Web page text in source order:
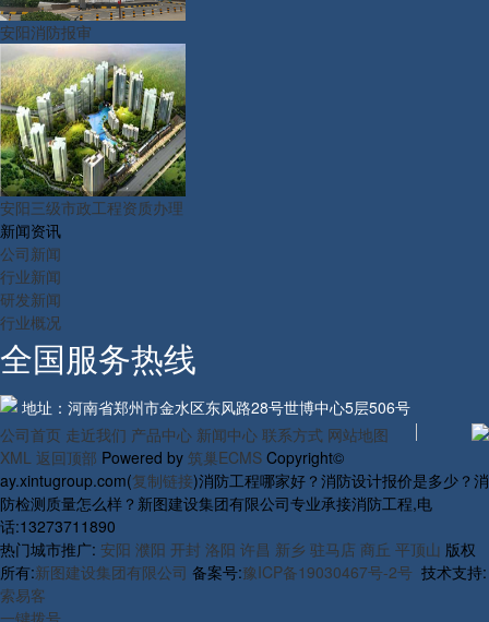
安阳消防报审
安阳三级市政工程资质办理
新闻资讯
公司新闻
行业新闻
研发新闻
行业概况
全国服务热线
地址：河南省郑州市金水区东风路28号世博中心5层506号
公司首页 走近我们 产品中心 新闻中心 联系方式 网站地图
XML 返回顶部 Powered by 筑巢ECMS Copyright©
ay.xintugroup.com(复制链接)消防工程哪家好？消防设计报价是多少？消
防检测质量怎么样？新图建设集团有限公司专业承接消防工程,电
话:13273711890
热门城市推广: 安阳 濮阳 开封 洛阳 许昌 新乡 驻马店 商丘 平顶山 版权
所有:新图建设集团有限公司 备案号:豫ICP备19030467号-2号 技术支持:
索易客
一键拨号